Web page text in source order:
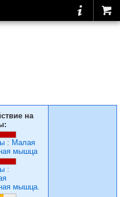
на
: Малая
мышца
:
мышца.